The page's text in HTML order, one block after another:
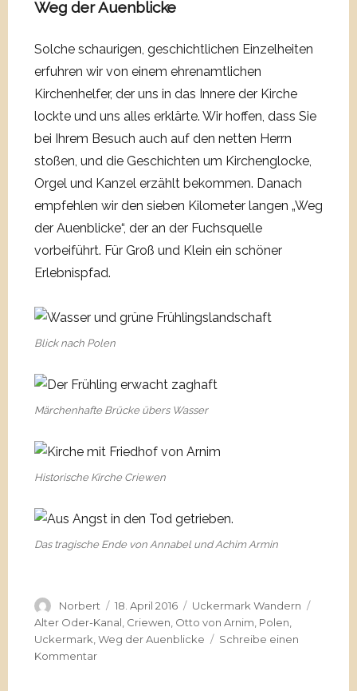
Weg der Auenblicke
Solche schaurigen, geschichtlichen Einzelheiten
erfuhren wir von einem ehrenamtlichen
Kirchenhelfer, der uns in das Innere der Kirche
lockte und uns alles erklärte. Wir hoffen, dass Sie
bei Ihrem Besuch auch auf den netten Herrn
stoßen, und die Geschichten um Kirchenglocke,
Orgel und Kanzel erzählt bekommen. Danach
empfehlen wir den sieben Kilometer langen „Weg
der Auenblicke“, der an der Fuchsquelle
vorbeiführt. Für Groß und Klein ein schöner
Erlebnispfad.
Blick nach Polen
Märchenhafte Brücke übers Wasser
Historische Kirche Criewen
Das tragische Ende von Annabel und Achim Armin
Autor
Norbert
Veröffentlicht
am
18. April 2016 Kategorien
Uckermark Wandern
Alter Oder-Kanal Criewen Otto von Arnim Polen
Uckermark Weg der Auenblicke
Schreibe einen
Kommentarzu